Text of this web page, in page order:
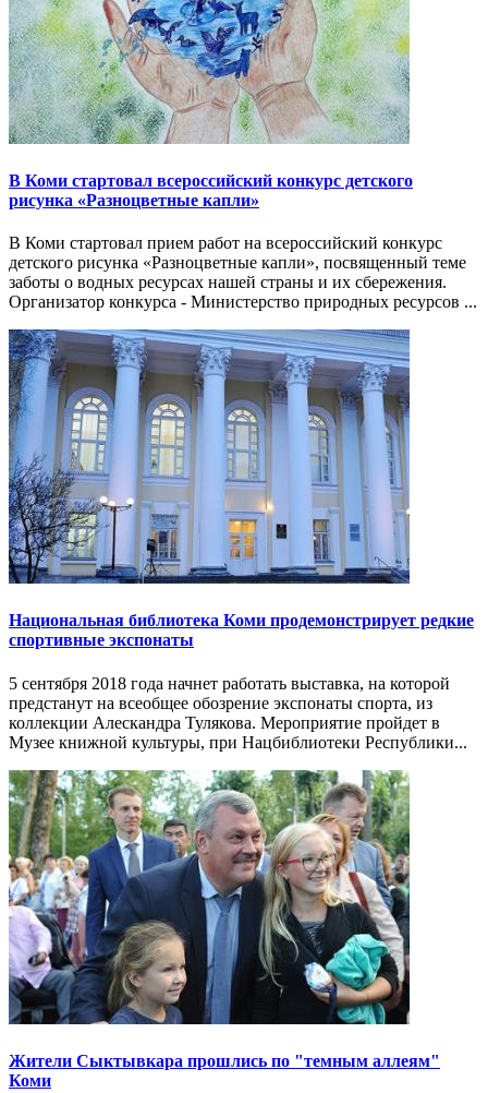
В Коми стартовал всероссийский конкурс детского
рисунка «Разноцветные капли»
В Коми стартовал прием работ на всероссийский конкурс
детского рисунка «Разноцветные капли», посвященный теме
заботы о водных ресурсах нашей страны и их сбережения.
Организатор конкурса - Министерство природных ресурсов ...
Национальная библиотека Коми продемонстрирует редкие
спортивные экспонаты
5 сентября 2018 года начнет работать выставка, на которой
предстанут на всеобщее обозрение экспонаты спорта, из
коллекции Алескандра Тулякова. Мероприятие пройдет в
Музее книжной культуры, при Нацбиблиотеки Республики...
Жители Сыктывкара прошлись по "темным аллеям"
Коми